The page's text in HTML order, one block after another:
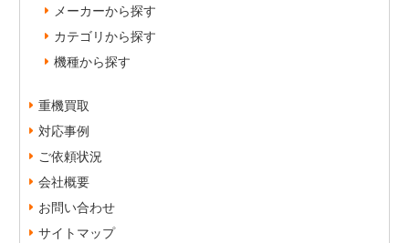
メーカーから探す
カテゴリから探す
機種から探す
重機買取
対応事例
ご依頼状況
会社概要
お問い合わせ
サイトマップ